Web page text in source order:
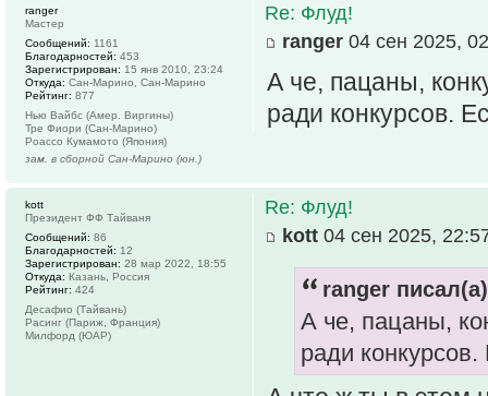
Re: Флуд!
ranger 04 сен 2025,
А че, пацаны,
ради конкурсов.
ranger
Мастер
Сообщений: 1161
Благодарностей: 453
Зарегистрирован: 15 янв 2010, 23:24
Откуда: Сан-Марино, Сан-Марино
Рейтинг: 877
Нью Вайбс (Амер. Виргины)
Тре Фиори (Сан-Марино)
Роассо Кумамото (Япония)
зам. в сборной Сан-Марино (юн.)
Re: Флуд!
kott 04 сен 2025,
ranger
А че, пацаны,
ради
kott
Президент ФФ Тайваня
Сообщений: 86
Благодарностей: 12
Зарегистрирован: 28 мар 2022, 18:55
Откуда: Казань, Россия
Рейтинг: 424
Десафио (Тайвань)
Расинг (Париж, Франция)
Милфорд (ЮАР)